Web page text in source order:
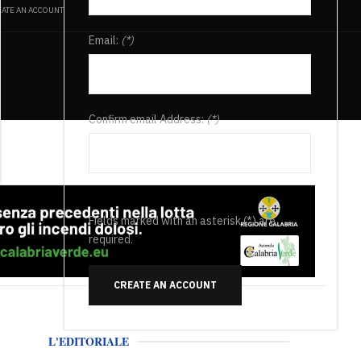
AN ACCOUNT
Email: (*)
Confirm email Address:(*)
Fields marked with an asterisk (*) are
required.
CREATE AN ACCOUNT
L'EDITORIALE